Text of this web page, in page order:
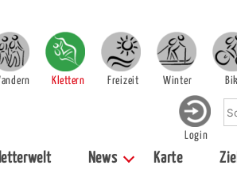
Klettern Freizeit Winter
Login
News Karte